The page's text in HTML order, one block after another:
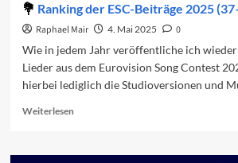
Ranking der ESC-Beiträge 2025
Raphael Mair 4. Mai 2025
0
Wie in jedem Jahr veröffentliche ich
Lieder aus dem Eurovision Song Contest
hierbei lediglich die Studioversionen und
WeiterlesenRead
Ranking